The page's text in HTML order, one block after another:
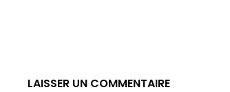
LAISSER UN COMMENTAIRE